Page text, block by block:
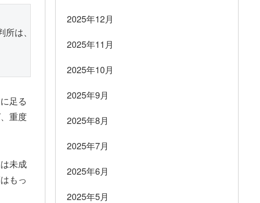
は、本人、配偶者、四親等内の親族、未成年後見人、未成
足る
重度
未成
もっ
2025年12月
2025年11月
2025年10月
2025年9月
2025年8月
2025年7月
2025年6月
2025年5月